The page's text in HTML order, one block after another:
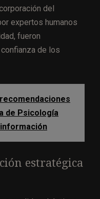
del
expertos humanos
fueron
de los
de Psicología
estratégica